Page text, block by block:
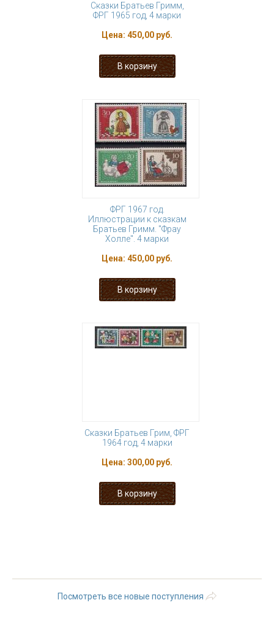
Сказки Братьев Гримм,
ФРГ 1965 год, 4 марки
Цена: 450,00 руб.
ФРГ 1967 год.
Иллюстрации к сказкам
Братьев Гримм. "Фрау
Холле". 4 марки
Цена: 450,00 руб.
Сказки Братьев Грим, ФРГ
1964 год, 4 марки
Цена: 300,00 руб.
Посмотреть все новые поступления